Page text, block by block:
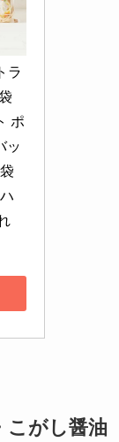
ラ
ポ
ッ
がし醤油